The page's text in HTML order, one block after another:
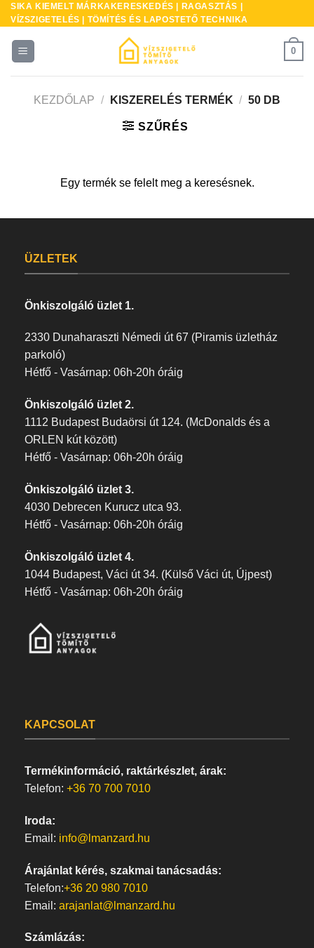
Skip
to
content
SIKA KIEMELT MÁRKAKERESKEDÉS | RAGASZTÁS |
VÍZSZIGETELÉS | TÖMÍTÉS ÉS LAPOSTETŐ TECHNIKA
0
KEZDŐLAP / KISZERELÉS TERMÉK / 50 DB
SZŰRÉS
Egy termék se felelt meg a keresésnek.
ÜZLETEK
Önkiszolgáló üzlet 1.
2330 Dunaharaszti Némedi út 67 (Piramis üzletház
parkoló)
Hétfő - Vasárnap: 06h-20h óráig
Önkiszolgáló üzlet 2.
1112 Budapest Budaörsi út 124. (McDonalds és a
ORLEN kút között)
Hétfő - Vasárnap: 06h-20h óráig
Önkiszolgáló üzlet 3.
4030 Debrecen Kurucz utca 93.
Hétfő - Vasárnap: 06h-20h óráig
Önkiszolgáló üzlet 4.
1044 Budapest, Váci út 34. (Külső Váci út, Újpest)
Hétfő - Vasárnap: 06h-20h óráig
KAPCSOLAT
Termékinformáció, raktárkészlet, árak:
Telefon: +36 70 700 7010
Iroda:
Email: info@lmanzard.hu
Árajánlat kérés, szakmai tanácsadás:
Telefon:+36 20 980 7010
Email: arajanlat@lmanzard.hu
Számlázás: